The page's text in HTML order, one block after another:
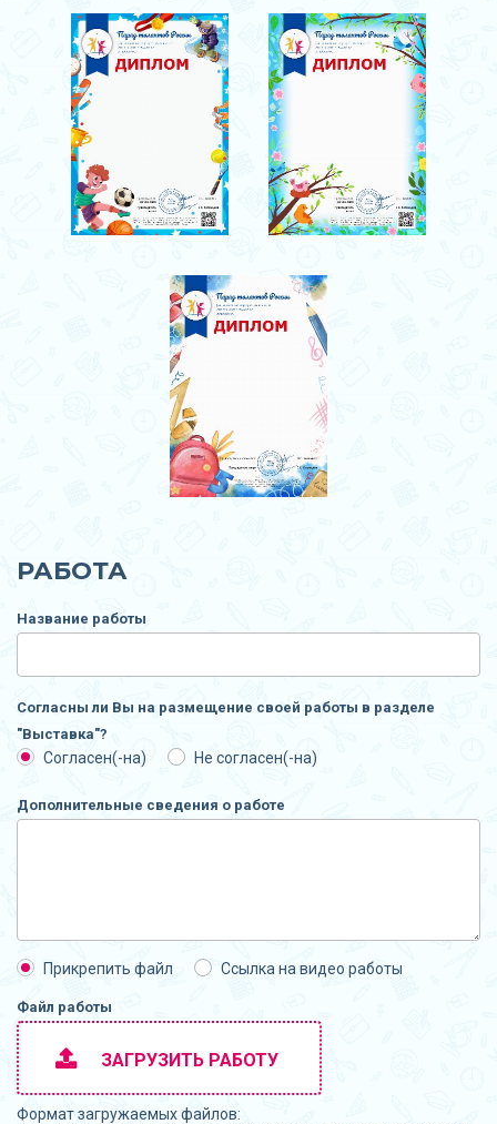
РАБОТА
Название работы
Согласны ли Вы на размещение своей работы в разделе
"Выставка"?
Согласен(-на) Не согласен(-на)
Дополнительные сведения о работе
Прикрепить файл Ссылка на видео работы
Файл работы
ЗАГРУЗИТЬ РАБОТУ
Формат загружаемых файлов: